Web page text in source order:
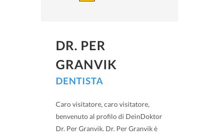
DR. PER
GRANVIK
DENTISTA
Caro visitatore, caro visitatore,
benvenuto al profilo di DeinDoktor
Dr. Per Granvik. Dr. Per Granvik è